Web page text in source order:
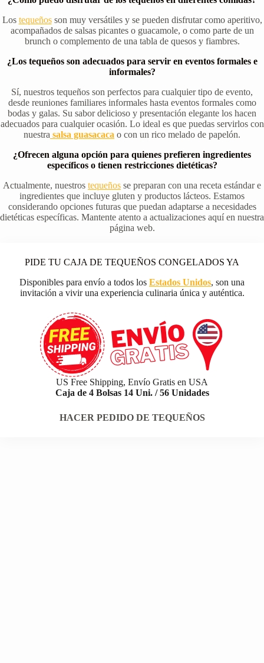
Los tequeñosson muy versátiles y se pueden disfrutar como aperitivo,
acompañados de salsas picantes o guacamole, o como parte de un
brunch o complemento de una tabla de quesos y fiambres.
¿Los tequeños son adecuados para servir en eventos formales e
informales?
Sí, nuestros tequeños son perfectos para cualquier tipo de evento,
desde reuniones familiares informales hasta eventos formales como
bodas y galas. Su sabor delicioso y presentación elegante los hacen
adecuados para cualquier ocasión. Lo ideal es que puedas servirlos con
nuestra salsa guasacaca o con un rico melado de papelón.
¿Ofrecen alguna opción para quienes prefieren ingredientes
específicos o tienen restricciones dietéticas?
Actualmente, nuestros tequeños se preparan con una receta estándar e
ingredientes que incluye gluten y productos lácteos. Estamos
considerando opciones futuras que puedan adaptarse a necesidades
dietéticas específicas. Mantente atento a actualizaciones aquí en nuestra
página web.
PIDE TU CAJA DE TEQUEÑOS CONGELADOS YA
Disponibles para envío a todos los Estados Unidos, son una
invitación a vivir una experiencia culinaria única y auténtica.
US Free Shipping, Envío Gratis en USA
Caja de 4 Bolsas 14 Uni. / 56 Unidades
HACER PEDIDO DE TEQUEÑOS